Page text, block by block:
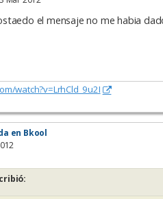
el mensaje no me habia
watch?v=LrhCld_9u2I
en Bkool